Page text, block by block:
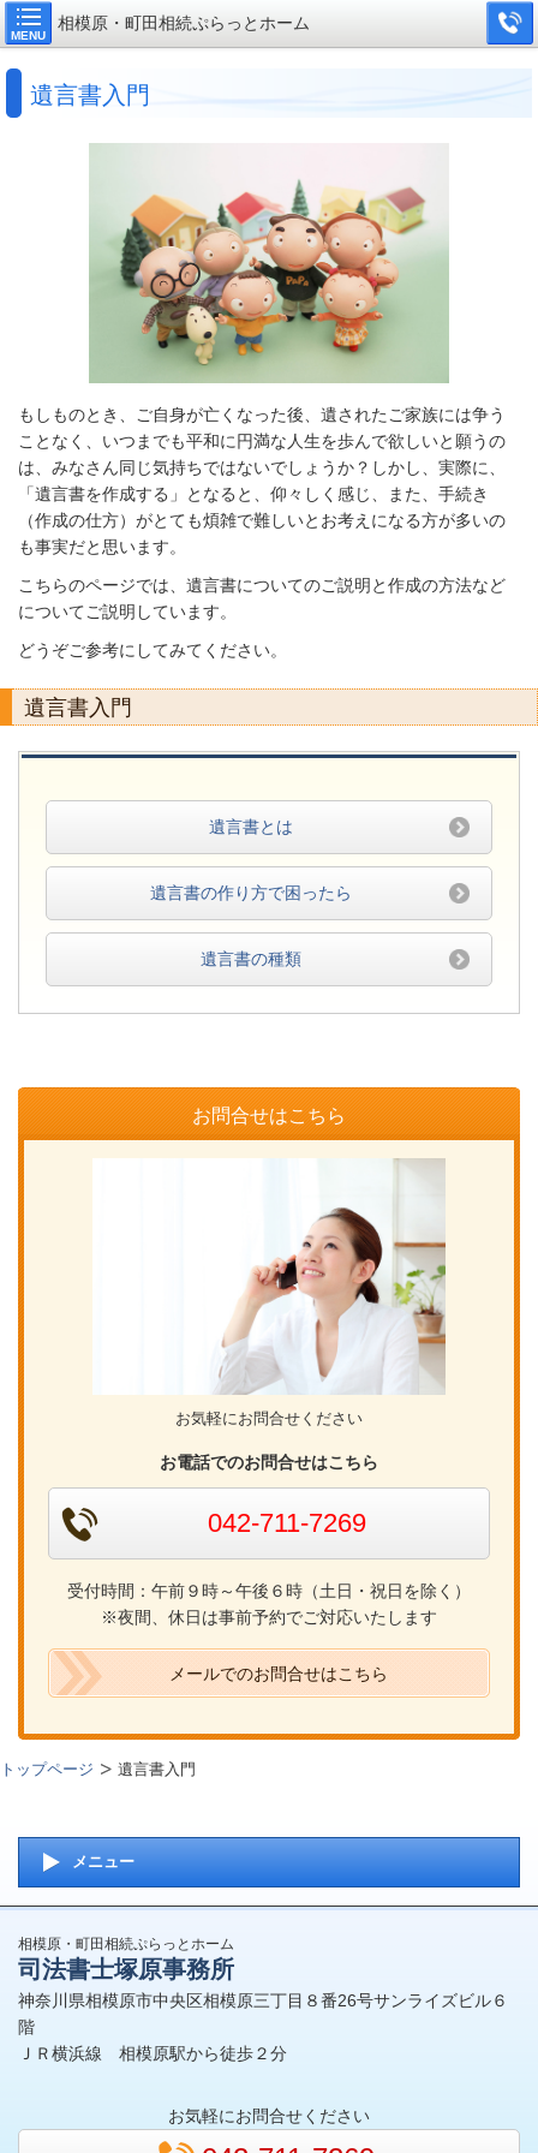
MENU
相模原・町田相続ぷらっとホーム
遺言書入門
もしものとき、ご自身が亡くなった後、遺されたご家族には争う
ことなく、いつまでも平和に円満な人生を歩んで欲しいと願うの
は、みなさん同じ気持ちではないでしょうか？ しかし、実際に、
「遺言書を作成する」となると、仰々しく感じ、また、手続き
（作成の仕方）がとても煩雑で難しいとお考えになる方が多いの
も事実だと思います。
こちらのページでは、遺言書についてのご説明と作成の方法など
についてご説明しています。
どうぞご参考にしてみてください。
遺言書入門
遺言書とは
遺言書の作り方で困ったら
遺言書の種類
お問合せはこちら
お気軽にお問合せください
お電話でのお問合せはこちら
042-711-7269
受付時間：午前９時～午後６時（土日・祝日を除く）
※夜間、休日は事前予約でご対応いたします
メールでのお問合せはこちら
トップページ 遺言書入門
メニュー
相模原・町田相続ぷらっとホーム
司法書士塚原事務所
神奈川県相模原市中央区相模原三丁目８番26号サンライズビル６
階
ＪＲ横浜線 相模原駅から徒歩２分
お気軽にお問合せください